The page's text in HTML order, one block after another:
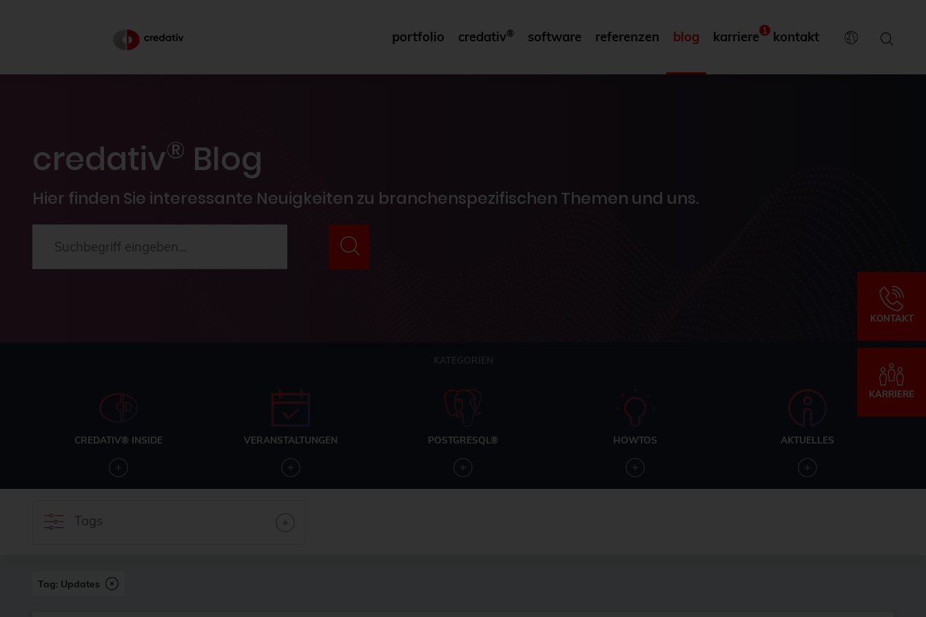
portfolio credativ® software referenzen blog karriere 1 kontakt
credativ® Blog
Hier finden Sie interessante Neuigkeiten zu branchenspezifischen Themen und uns.
KATEGORIEN
CREDATIV® INSIDE VERANSTALTUNGEN POSTGRESQL® HOWTOS AKTUELLES
Tags
KONTAKT
KARRIERE
Tag: Updates